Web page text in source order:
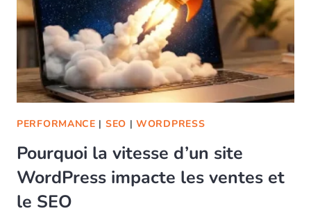
PERFORMANCE | SEO |WORDPRESS
Pourquoi la vitesse d’un site
WordPress impacte les ventes et
le SEO